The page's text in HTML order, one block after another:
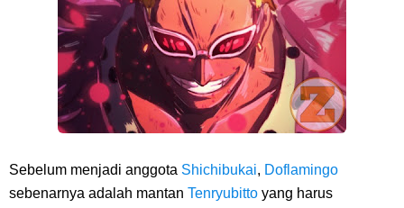
Sebelum menjadi anggota Shichibukai, Doflamingo
sebenarnya adalah mantan Tenryubitto yang harus